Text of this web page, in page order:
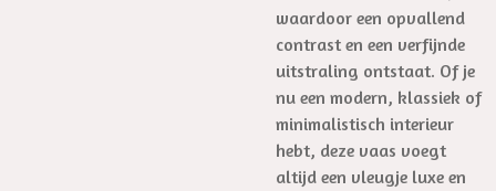
waardoor een opvallend
contrast en een verfijnde
uitstraling ontstaat. Of je
nu een modern, klassiek of
minimalistisch interieur
hebt, deze vaas voegt
altijd een vleugje luxe en